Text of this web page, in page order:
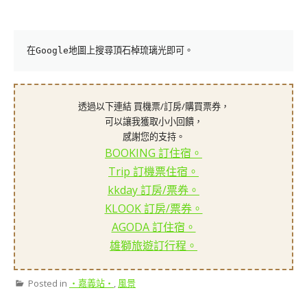
在Google地圖上搜尋頂石棹琉璃光即可。
透過以下連結 買機票/訂房/購買票券，
可以讓我獲取小小回饋，
感謝您的支持。
BOOKING 訂住宿。
Trip 訂機票住宿。
kkday 訂房/票券。
KLOOK 訂房/票券。
AGODA 訂住宿。
雄獅旅遊訂行程。
Posted in ‧嘉義站‧ , 風景